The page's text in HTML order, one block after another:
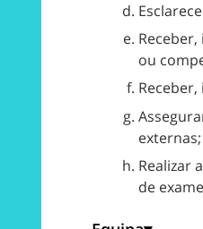
ou
externas;
Realizar
de